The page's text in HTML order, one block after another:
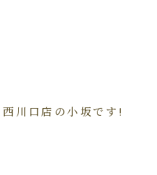
川口店の小坂です!